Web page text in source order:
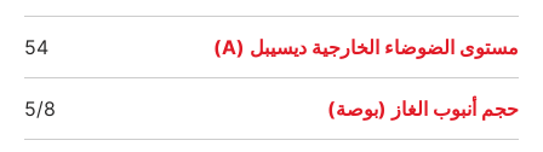
مستوى الضوضاء الخارجية ديسيبل (A) 54
حجم أنبوب الغاز (بوصة) 5/8